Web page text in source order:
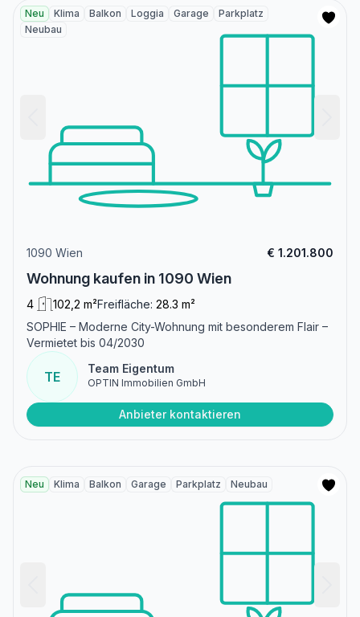
Neu Klima Balkon Loggia Garage
Parkplatz
Neubau
1090 Wien € 1.201.800
Wohnung kaufen in 1090 Wien
4 102,2 m²Freifläche: 28.3 m²
SOPHIE – Moderne City-Wohnung mit besonderem Flair –
Vermietet bis 04/2030
TE
Team Eigentum
OPTIN Immobilien GmbH
Anbieter kontaktieren
Neu Klima Balkon Garage Parkplatz Neubau